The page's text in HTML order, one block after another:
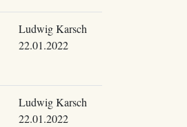
Ludwig Karsch
22.01.2022
Ludwig Karsch
22.01.2022